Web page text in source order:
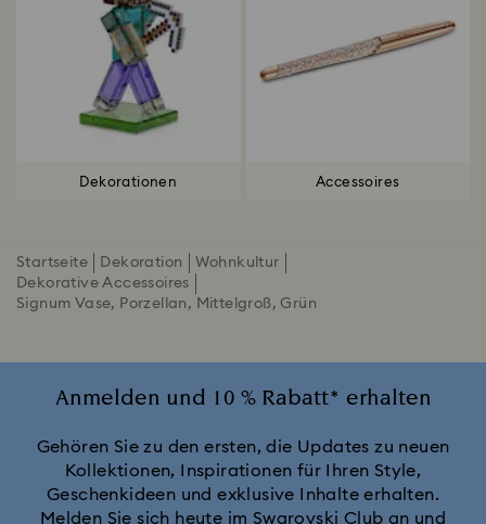
Dekorationen Accessoires
Startseite Dekoration
Wohnkultur
Dekorative Accessoires
Signum Vase, Porzellan, Mittelgroß, Grün
Anmelden und 10 % Rabatt* erhalten
Gehören Sie zu den ersten, die Updates zu neuen
Kollektionen, Inspirationen für Ihren Style,
Geschenkideen und exklusive Inhalte erhalten.
Melden Sie sich heute im Swarovski Club an und